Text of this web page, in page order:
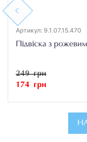
Previous
Артикул: 9.1.07.15.470
Підвіска з
249 грн
174 грн